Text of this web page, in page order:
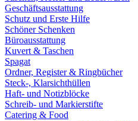
Geschäftsausstattung
Schutz und Erste Hilfe
Schöner Schenken
Büroausstattung
Kuvert & Taschen
Spagat
Ordner, Register & Ringbücher
Steck-, Klarsichthüllen
Haft- und Notizblöcke
Schreib- und Markierstifte
Catering & Food